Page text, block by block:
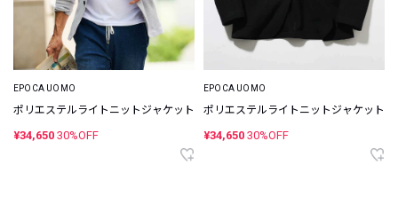
EPOCA UOMO
ポリエステルライトニットジャケット
¥34,650 30%OFF
EPOCA UOMO
ポリエステルライトニットジャケット
¥34,650 30%OFF